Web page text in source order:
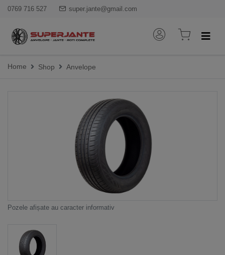
0769 716 527 super.jante@gmail.com
Home Shop Anvelope
Pozele afișate au caracter informativ